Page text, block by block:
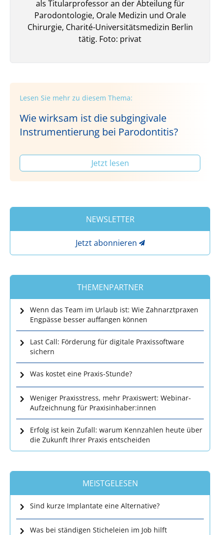
als Titularprofessor an der Abteilung für
Parodontologie, Orale Medizin und Orale
Chirurgie, Charité-Universitätsmedizin Berlin
tätig. Foto: privat
Lesen Sie mehr zu diesem Thema:
Wie wirksam ist die subgingivale
Instrumentierung bei Parodontitis?
Jetzt lesen
NEWSLETTER
Jetzt abonnieren
THEMENPARTNER
Wenn das Team im Urlaub ist: Wie Zahnarztpraxen
Engpässe besser auffangen können
Last Call: Förderung für digitale Praxissoftware
sichern
Was kostet eine Praxis-Stunde?
Weniger Praxisstress, mehr Praxiswert: Webinar-
Aufzeichnung für Praxisinhaber:innen
Erfolg ist kein Zufall: warum Kennzahlen heute über
die Zukunft Ihrer Praxis entscheiden
MEISTGELESEN
Sind kurze Implantate eine Alternative?
Was bei ständigen Sticheleien im Job hilft